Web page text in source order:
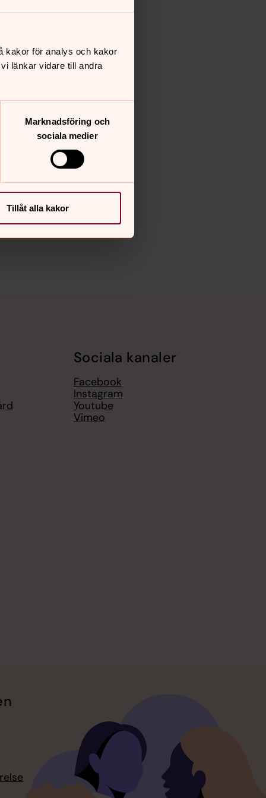
kakor för analys och kakor
länkar vidare till andra
Marknadsföring och
sociala medier
Tillåt alla kakor
Sociala kanaler
Facebook
Instagram
Youtube
Vimeo